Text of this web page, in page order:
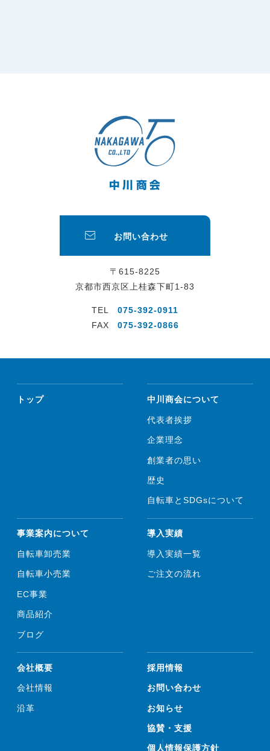
お問い合わせ
〒615-8225
京都市西京区上桂森下町1-83
TEL
075-392-0911
FAX
075-392-0866
トップ 中川商会について
代表者挨拶
企業理念
創業者の思い
歴史
自転車とSDGsについて
事業案内について
自転車卸売業
自転車小売業
EC事業
商品紹介
ブログ
導入実績
導入実績一覧
ご注文の流れ
会社概要
会社情報
沿革
採用情報
お問い合わせ
お知らせ
協賛・支援
個人情報保護方針